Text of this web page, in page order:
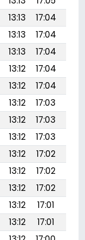
13:13 17:04
13:13 17:04
13:13 17:04
13:12 17:04
13:12 17:04
13:12 17:03
13:12 17:03
13:12 17:03
13:12 17:02
13:12 17:02
13:12 17:02
13:12 17:01
13:12 17:01